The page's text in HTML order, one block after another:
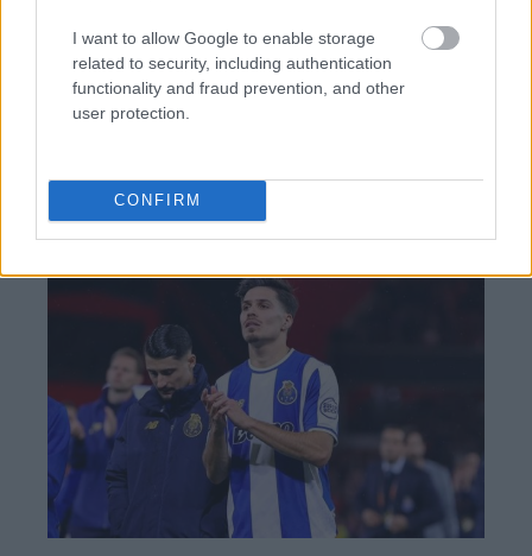
I want to allow Google to enable storage
related to security, including authentication
functionality and fraud prevention, and other
user protection.
CONFIRM
BEST OFINTERNET